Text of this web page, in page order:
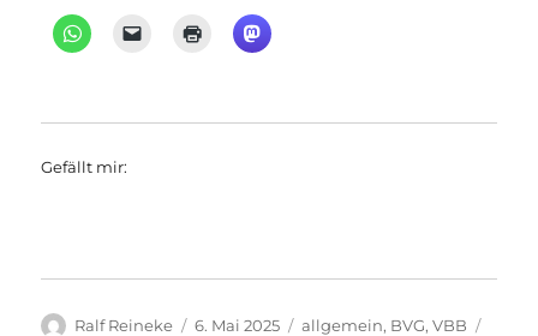
Gefällt mir:
Autor
Ralf Reineke
Veröffentlicht
6. Mai 2025 Kategorien
allgemein, BVG,VBB